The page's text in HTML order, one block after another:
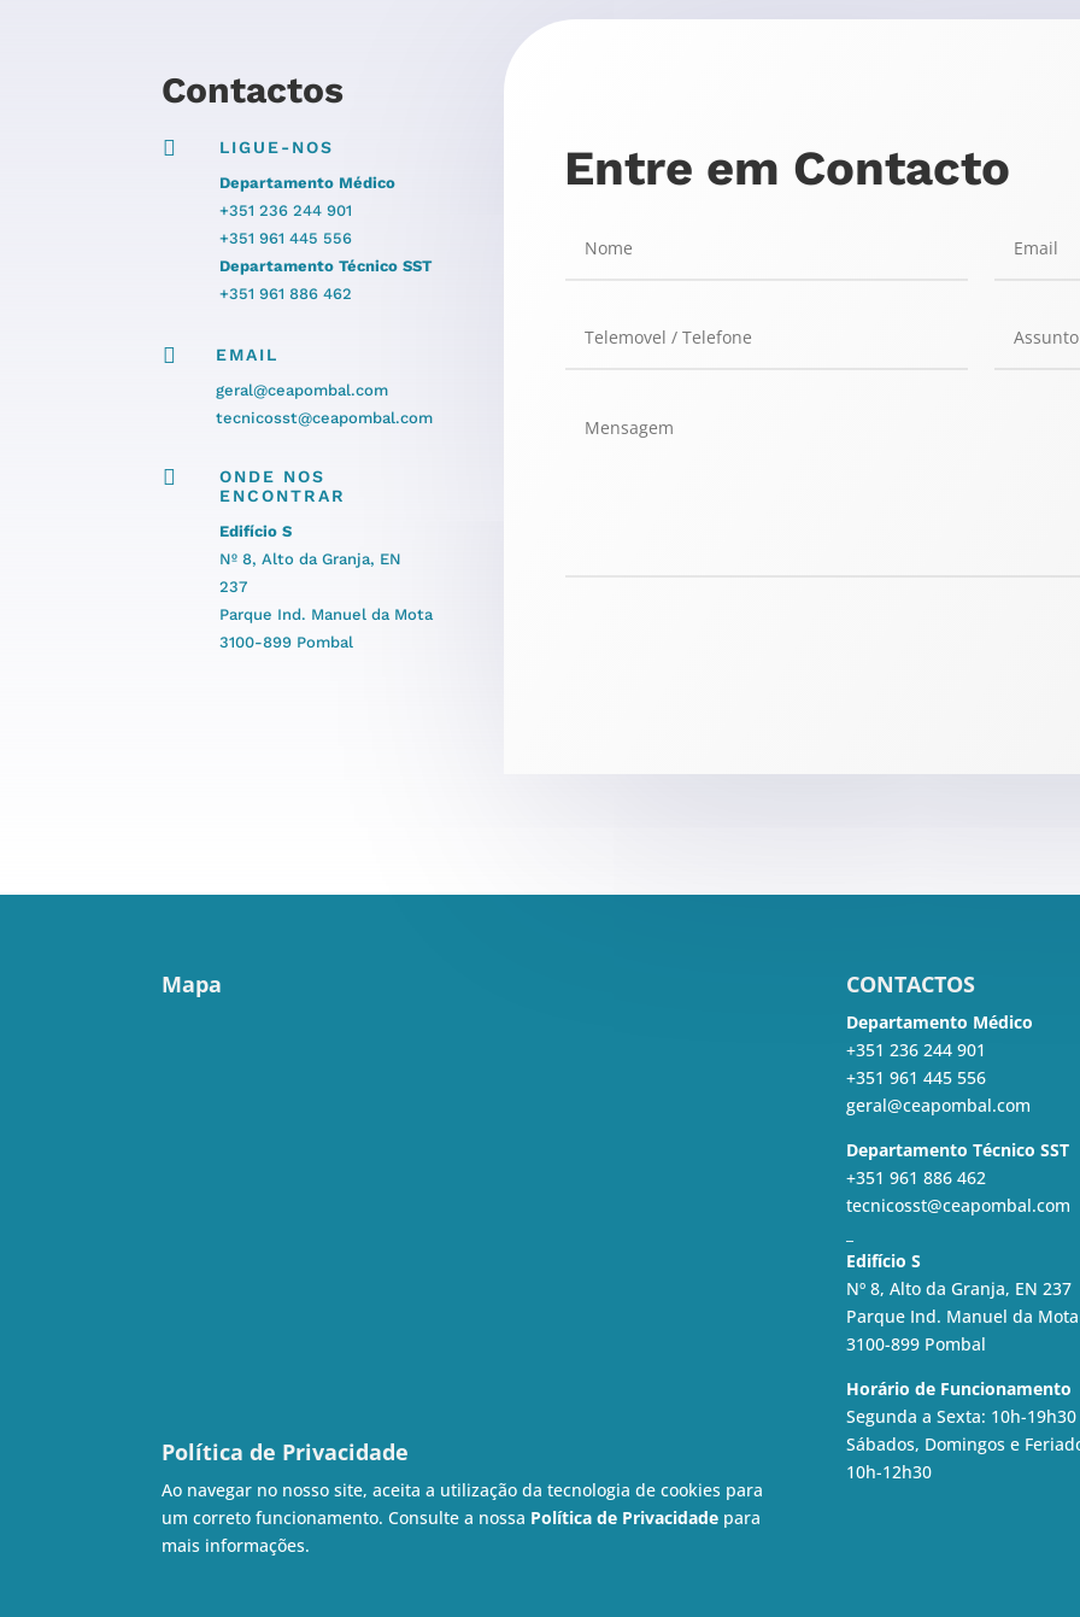
Contactos
 LIGUE-NOS
Departamento Médico
+351 236 244 901
+351 961 445 556
Departamento Técnico SST
+351 961 886 462
 EMAIL
geral@ceapombal.com
tecnicosst@ceapombal.com

ONDE NOS
ENCONTRAR
Edifício S
Nº 8, Alto da Granja, EN
237
Parque Ind. Manuel da Mota
3100-899 Pombal
Entre em Contacto
Mapa
Política de Privacidade
Ao navegar no nosso site, aceita a utilização da tecnologia de cookies para
um correto funcionamento. Consulte a nossa Política de Privacidade para
mais informações.
CONTACTOS
Departamento Médico
+351 236 244 901
+351 961 445 556
geral@ceapombal.com
Departamento Técnico SST
+351 961 886 462
tecnicosst@ceapombal.com
Edifício S
Nº 8, Alto da Granja, EN 237
Parque Ind. Manuel da Mota
3100-899 Pombal
Horário de Funcionamento
Segunda a Sexta: 10h-19h30
Sábados, Domingos e
10h-12h30